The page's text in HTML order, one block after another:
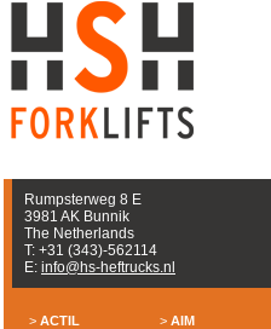
Rumpsterweg 8 E
3981 AK Bunnik
The Netherlands
T: +31 (343)-562114
E: info@hs-heftrucks.nl
> ACTIL > AIM